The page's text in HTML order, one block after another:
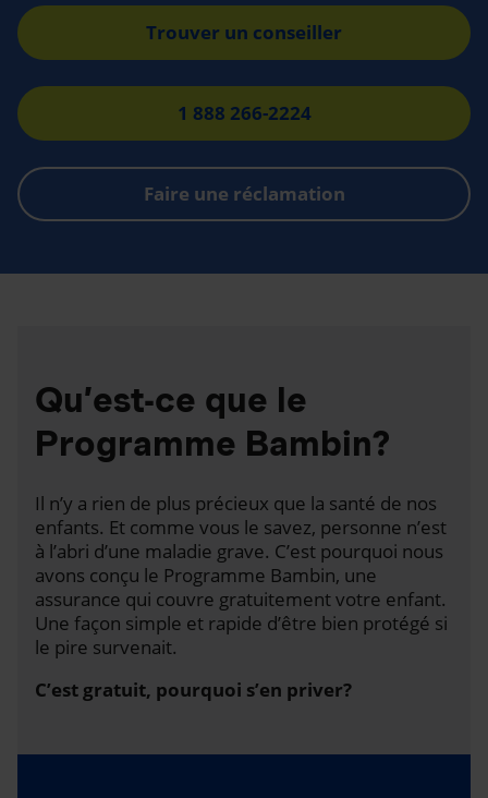
Trouver un conseiller
1 888 266-2224
Faire une réclamation
Qu’est-ce que le
Programme Bambin?
Il n’y a rien de plus précieux que la santé de nos
enfants. Et comme vous le savez, personne n’est
à l’abri d’une maladie grave. C’est pourquoi nous
avons conçu le Programme Bambin, une
assurance qui couvre gratuitement votre enfant.
Une façon simple et rapide d’être bien protégé si
le pire survenait.
C’est gratuit, pourquoi s’en priver?